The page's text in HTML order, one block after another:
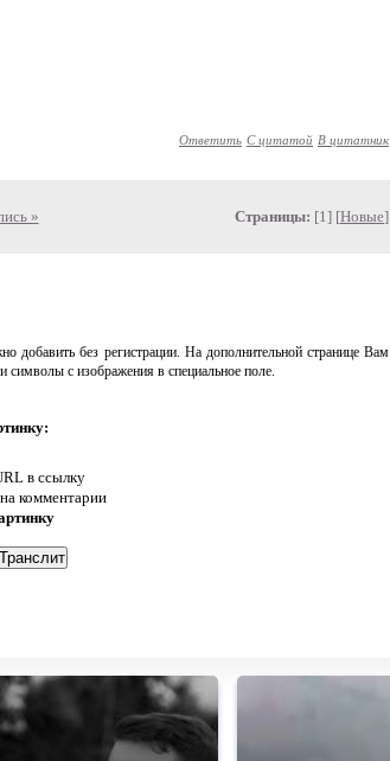
Ответить С цитатой В цитатник
» Страницы: [1] [Новые]
добавить без регистрации. На дополнительной странице Вам
символы с изображения в специальное поле.
в ссылку
комментарии